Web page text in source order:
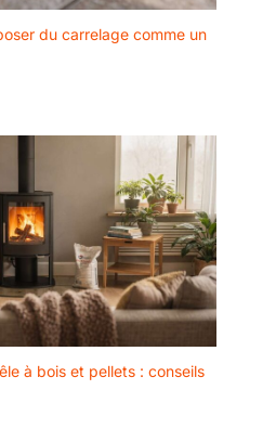
du carrelage comme un
à bois et pellets : conseils